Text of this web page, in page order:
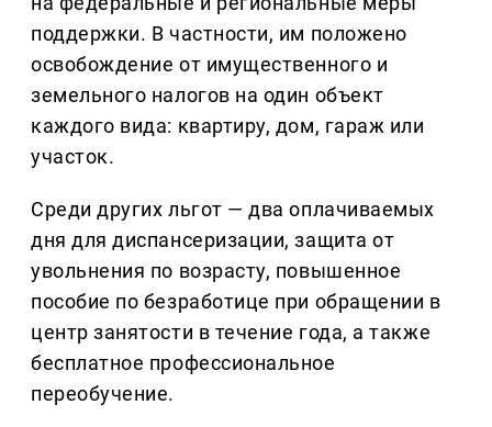
поддержки. В частности, им положено
освобождение от имущественного и
земельного налогов на один объект
каждого вида: квартиру, дом, гараж или
участок.
Среди других льгот — два оплачиваемых
дня для диспансеризации, защита от
увольнения по возрасту, повышенное
пособие по безработице при обращении в
центр занятости в течение года, а также
бесплатное профессиональное
переобучение.